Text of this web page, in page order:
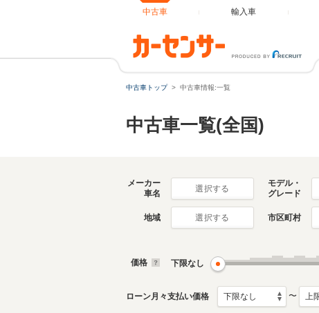
中古車 輸入車
中古車トップ 中古車情報:一覧
中古車一覧(全国)
メーカー
車名
選択する
モデル・
グレード
地域 選択する 市区町村
価格 下限なし
ローン月々支払い価格 〜